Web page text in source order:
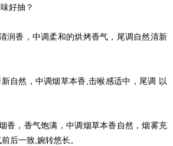
好抽？
润香，中调柔和的烘烤香气，尾调自然清新
自然，中调烟草本香,击喉感适中，尾调 以
香，香气饱满，中调烟草本香自然，烟雾充
后一致,婉转悠长。